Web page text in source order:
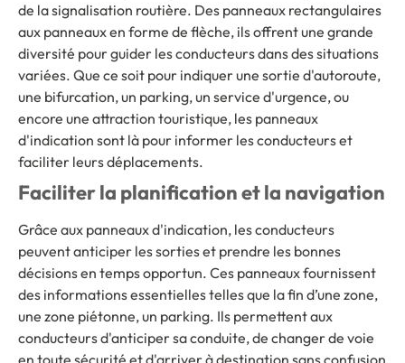
de la signalisation routière. Des panneaux rectangulaires
aux panneaux en forme de flèche, ils offrent une grande
diversité pour guider les conducteurs dans des situations
variées. Que ce soit pour indiquer une sortie d'autoroute,
une bifurcation, un parking, un service d'urgence, ou
encore une attraction touristique, les panneaux
d'indication sont là pour informer les conducteurs et
faciliter leurs déplacements.
Faciliter la planification et la navigation
Grâce aux panneaux d'indication, les conducteurs
peuvent anticiper les sorties et prendre les bonnes
décisions en temps opportun. Ces panneaux fournissent
des informations essentielles telles que la fin d’une zone,
une zone piétonne, un parking. Ils permettent aux
conducteurs d'anticiper sa conduite, de changer de voie
en toute sécurité et d'arriver à destination sans confusion